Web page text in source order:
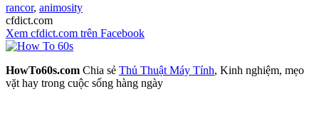
rancor, animosity
cfdict.com
Xem cfdict.com trên Facebook
HowTo60s.com Chia sẻ Thủ Thuật Máy Tính, Kinh nghiệm, mẹo
vặt hay trong cuộc sống hàng ngày